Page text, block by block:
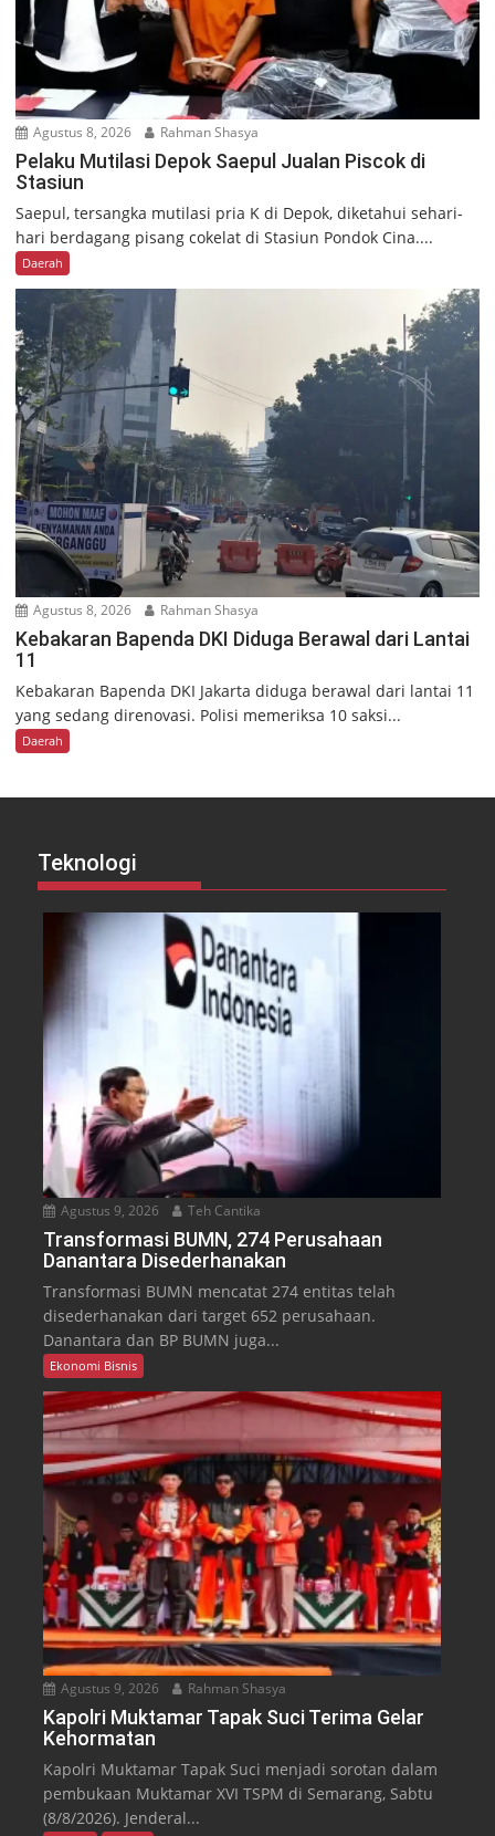
Agustus 8, 2026 Rahman Shasya
Pelaku Mutilasi Depok Saepul Jualan Piscok di
Stasiun
Saepul, tersangka mutilasi pria K di Depok, diketahui sehari-
hari berdagang pisang cokelat di Stasiun Pondok Cina....
Daerah
Agustus 8, 2026 Rahman Shasya
Kebakaran Bapenda DKI Diduga Berawal dari Lantai
11
Kebakaran Bapenda DKI Jakarta diduga berawal dari lantai 11
yang sedang direnovasi. Polisi memeriksa 10 saksi...
Daerah
Teknologi
Agustus 9, 2026 Teh Cantika
Transformasi BUMN, 274 Perusahaan
Danantara Disederhanakan
Transformasi BUMN mencatat 274 entitas telah
disederhanakan dari target 652 perusahaan.
Danantara dan BP BUMN juga...
Ekonomi Bisnis
Agustus 9, 2026 Rahman Shasya
Kapolri Muktamar Tapak Suci Terima Gelar
Kehormatan
Kapolri Muktamar Tapak Suci menjadi sorotan dalam
pembukaan Muktamar XVI TSPM di Semarang, Sabtu
(8/8/2026). Jenderal...